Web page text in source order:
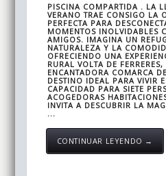
PISCINA COMPARTIDA . LA
VERANO TRAE CONSIGO LA
PERFECTA PARA
MOMENTOS INOLVIDABLES
AMIGOS. IMAGINA UN
NATURALEZA Y LA
OFRECIENDO UNA
RURAL VOLTA DE
ENCANTADORA COMARCA
DESTINO IDEAL PARA VIVIR
CAPACIDAD PARA SIETE
ACOGEDORAS
INVITA A DESCUBRIR LA
...
CONTINUAR LEYENDO →